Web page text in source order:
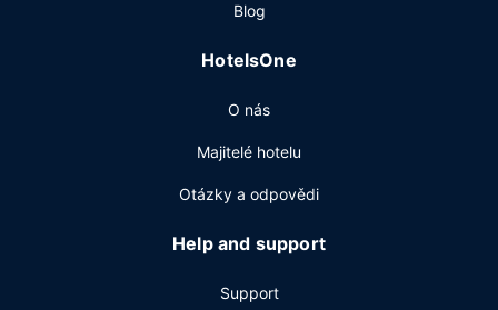
Blog
HotelsOne
O nás
Majitelé hotelu
Otázky a odpovědi
Help and support
Support